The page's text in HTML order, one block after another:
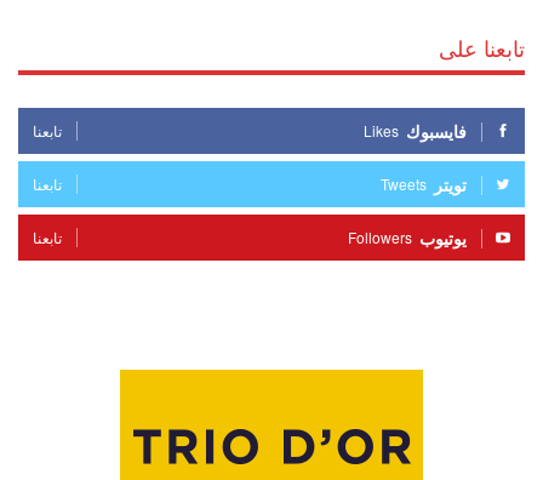
تابعنا على
فايسبوك Likes تابعنا
تويتر Tweets تابعنا
يوتيوب Followers تابعنا